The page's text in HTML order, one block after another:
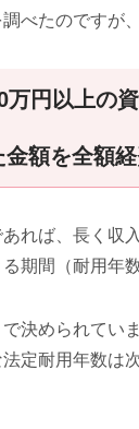
べたのですが
万円以上の
額を全額
れば、長く収
期間（耐用年
決められてい
定耐用年数は